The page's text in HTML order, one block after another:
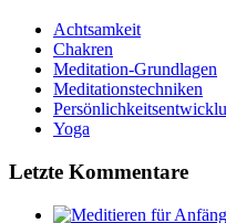
Achtsamkeit
Chakren
Meditation-Grundlagen
Meditationstechniken
Yoga
Letzte Kommentare